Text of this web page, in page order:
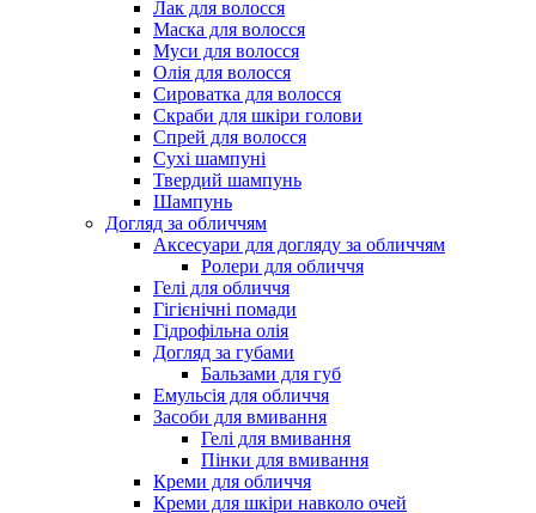
Лак для волосся
Маска для волосся
Муси для волосся
Олія для волосся
Сироватка для волосся
Скраби для шкіри голови
Спрей для волосся
Сухі шампуні
Твердий шампунь
Шампунь
Догляд за обличчям
Аксесуари для догляду за обличчям
Ролери для обличчя
Гелі для обличчя
Гігієнічні помади
Гідрофільна олія
Догляд за губами
Бальзами для губ
Емульсія для обличчя
Засоби для вмивання
Гелі для вмивання
Пінки для вмивання
Креми для обличчя
Креми для шкіри навколо очей